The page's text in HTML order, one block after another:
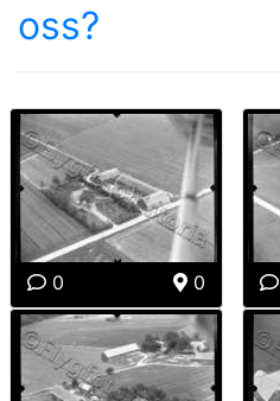
oss?
0 0